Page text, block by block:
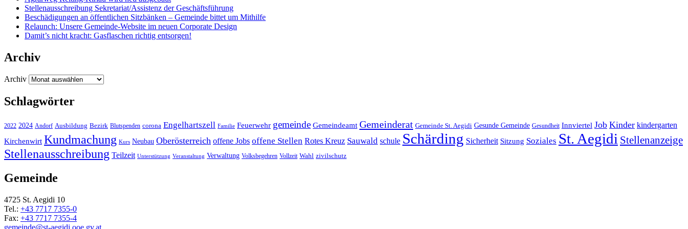
Stellenausschreibung Sekretariat/Assistenz der Geschäftsführung
Beschädigungen an öffentlichen Sitzbänken – Gemeinde bittet um Mithilfe
Relaunch: Unsere Gemeinde-Website im neuen Corporate Design
Damit’s nicht kracht: Gasflaschen richtig entsorgen!
Archiv
Archiv
Schlagwörter
2022 2024 Andorf Ausbildung Bezirk Blutspenden corona Engelhartszell Familie Feuerwehr gemeinde Gemeindeamt Gemeinderat Gemeinde St. Aegidi Gesunde Gemeinde Gesundheit Innviertel Job Kinder kindergarten
Kirchenwirt Kundmachung Kurs Neubau Oberösterreich offene Jobs offene Stellen Rotes Kreuz Sauwald schule Schärding Sicherheit Sitzung Soziales St. Aegidi Stellenanzeige
Stellenausschreibung Teilzeit Unterstützung Veranstaltung Verwaltung Volksbegehren Vollzeit Wahl zivilschutz
Gemeinde
4725 St. Aegidi 10
Tel.: +43 7717 7355-0
Fax: +43 7717 7355-4
gemeinde@st-aegidi.ooe.gv.at